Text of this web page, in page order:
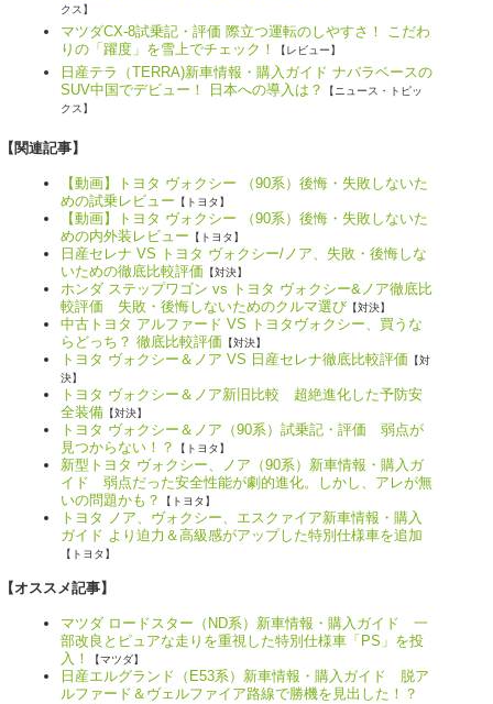
クス】
マツダCX-8試乗記・評価 際立つ運転のしやすさ！ こだわ
りの「躍度」を雪上でチェック！
【レビュー】
日産テラ（TERRA)新車情報・購入ガイド ナバラベースの
SUV中国でデビュー！ 日本への導入は？
【ニュース・トピッ
クス】
【関連記事】
【動画】トヨタ ヴォクシー （90系）後悔・失敗しないた
めの試乗レビュー 【トヨタ】
【動画】トヨタ ヴォクシー （90系）後悔・失敗しないた
めの内外装レビュー 【トヨタ】
日産セレナ VS トヨタ ヴォクシー/ノア、失敗・後悔しな
いための徹底比較評価 【対決】
ホンダ ステップワゴン vs トヨタ ヴォクシー&ノア徹底比
較評価 失敗・後悔しないためのクルマ選び 【対決】
中古トヨタ アルファード VS トヨタヴォクシー、買うな
らどっち？ 徹底比較評価 【対決】
トヨタ ヴォクシー＆ノア VS 日産セレナ徹底比較評価 【対
決】
トヨタ ヴォクシー＆ノア新旧比較 超絶進化した予防安
全装備 【対決】
トヨタ ヴォクシー＆ノア（90系）試乗記・評価 弱点が
見つからない！？
【トヨタ】
新型トヨタ ヴォクシー、ノア（90系）新車情報・購入ガ
イド 弱点だった安全性能が劇的進化。しかし、アレが無
いの問題かも？
【トヨタ】
トヨタ ノア、ヴォクシー、エスクァイア新車情報・購入
ガイド より迫力＆高級感がアップした特別仕様車を追加
【トヨタ】
【オススメ記事】
マツダ ロードスター（ND系）新車情報・購入ガイド 一
部改良とピュアな走りを重視した特別仕様車「PS」を投
入！
【マツダ】
日産エルグランド（E53系）新車情報・購入ガイド 脱ア
ルファード＆ヴェルファイア路線で勝機を見出した！？